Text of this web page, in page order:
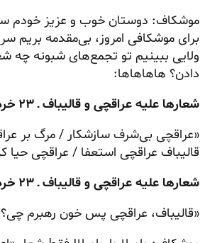
موشکاف: دوستان خوب و عزیز خودم
برای موشکافی امروز، بی‌مقدمه بریم
ولایی ببینیم تو تجمع‌های شبونه چه
دادن؟ هاهاهاها:
شعارها علیه عراقچی و قالیباف ـ ۲۳ خرداد
«عراقچی بی‌شرف سازشکار / مرگ بر
قالیباف عراقچی استعفا / عراقچی حیا
شعارها علیه عراقچی و قالیباف ـ ۲۳ خرداد
«قالیباف، عراقچی پس خون رهبرم